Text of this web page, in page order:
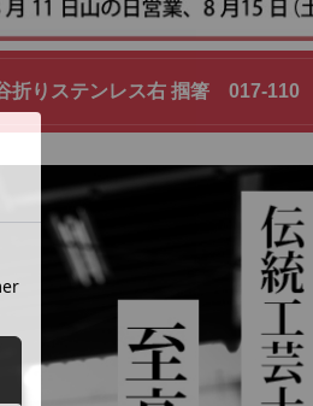
折りステンレス右 掴箸 017-110